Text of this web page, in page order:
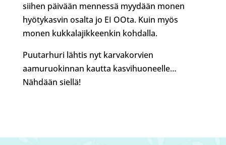
siihen päivään mennessä myydään monen
hyötykasvin osalta jo EI OOta. Kuin myös
monen kukkalajikkeenkin kohdalla.
Puutarhuri lähtis nyt karvakorvien
aamuruokinnan kautta kasvihuoneelle…
Nähdään siellä!